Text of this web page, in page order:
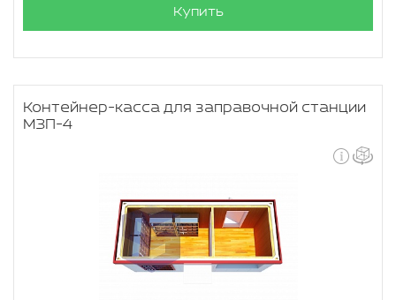
Купить
Контейнер-касса для заправочной станции
МЗП-4